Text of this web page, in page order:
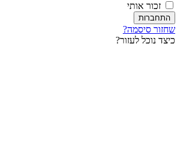
זכור אותי
סיסמה?
נוכל לעזור?